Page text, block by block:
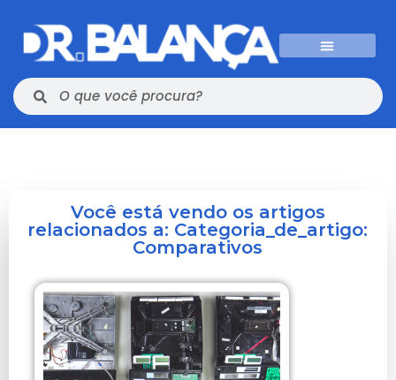
Você está vendo os artigos
relacionados a: Categoria_de_artigo:
Comparativos